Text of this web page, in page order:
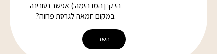
הי קרן המדהימה:) אפשר נטורינה
במקום חמאה לגרסת פרווה?
השב